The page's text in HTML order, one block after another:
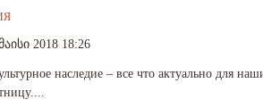
2018 18:26
наследие – все что актуально для